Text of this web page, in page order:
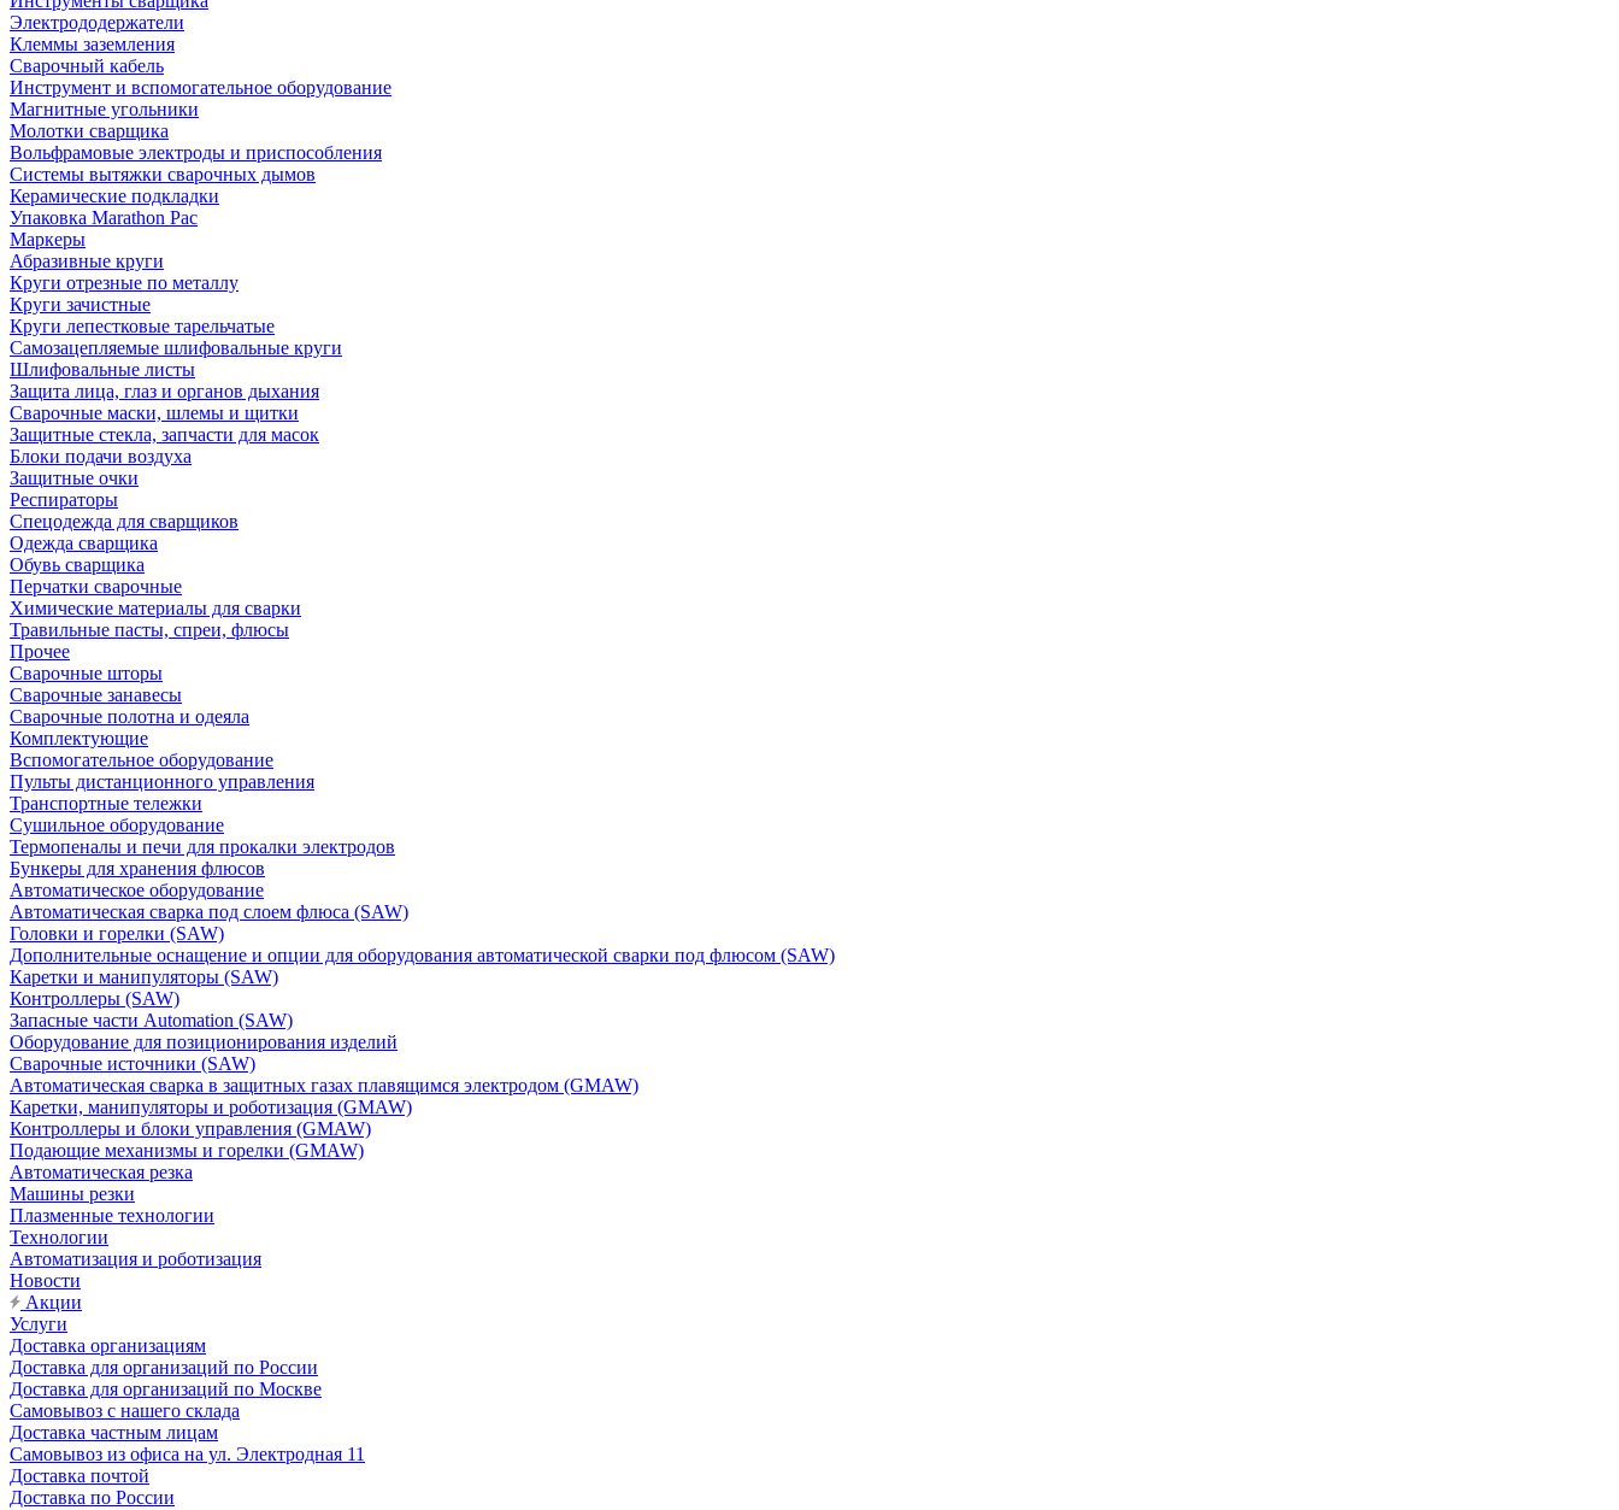
Электрододержатели
Клеммы заземления
Сварочный кабель
Инструмент и вспомогательное оборудование
Магнитные угольники
Молотки сварщика
Вольфрамовые электроды и приспособления
Системы вытяжки сварочных дымов
Керамические подкладки
Упаковка Marathon Pac
Маркеры
Абразивные круги
Круги отрезные по металлу
Круги зачистные
Круги лепестковые тарельчатые
Самозацепляемые шлифовальные круги
Шлифовальные листы
Защита лица, глаз и органов дыхания
Сварочные маски, шлемы и щитки
Защитные стекла, запчасти для масок
Блоки подачи воздуха
Защитные очки
Респираторы
Спецодежда для сварщиков
Одежда сварщика
Обувь сварщика
Перчатки сварочные
Химические материалы для сварки
Травильные пасты, спреи, флюсы
Прочее
Сварочные шторы
Сварочные занавесы
Сварочные полотна и одеяла
Комплектующие
Вспомогательное оборудование
Пульты дистанционного управления
Транспортные тележки
Сушильное оборудование
Термопеналы и печи для прокалки электродов
Бункеры для хранения флюсов
Автоматическое оборудование
Автоматическая сварка под слоем флюса (SAW)
Головки и горелки (SAW)
Дополнительные оснащение и опции для оборудования автоматической сварки под флюсом (SAW)
Каретки и манипуляторы (SAW)
Контроллеры (SAW)
Запасные части Automation (SAW)
Оборудование для позиционирования изделий
Сварочные источники (SAW)
Автоматическая сварка в защитных газах плавящимся электродом (GMAW)
Каретки, манипуляторы и роботизация (GMAW)
Контроллеры и блоки управления (GMAW)
Подающие механизмы и горелки (GMAW)
Автоматическая резка
Машины резки
Плазменные технологии
Технологии
Автоматизация и роботизация
Новости
Акции
Услуги
Доставка организациям
Доставка для организаций по России
Доставка для организаций по Москве
Самовывоз с нашего склада
Доставка частным лицам
Самовывоз из офиса на ул. Электродная 11
Доставка почтой
Доставка по России